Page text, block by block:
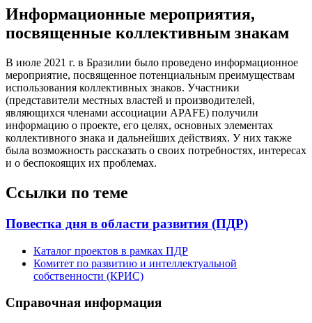
Информационные мероприятия,
посвященные коллективным знакам
В июле 2021 г. в Бразилии было проведено информационное
мероприятие, посвященное потенциальным преимуществам
использования коллективных знаков. Участники
(представители местных властей и производителей,
являющихся членами ассоциации APAFE) получили
информацию о проекте, его целях, основных элементах
коллективного знака и дальнейших действиях. У них также
была возможность рассказать о своих потребностях, интересах
и о беспокоящих их проблемах.
Ссылки по теме
Повестка дня в области развития (ПДР)
Каталог проектов в рамках ПДР
Комитет по развитию и интеллектуальной
собственности (КРИС)
Справочная информация